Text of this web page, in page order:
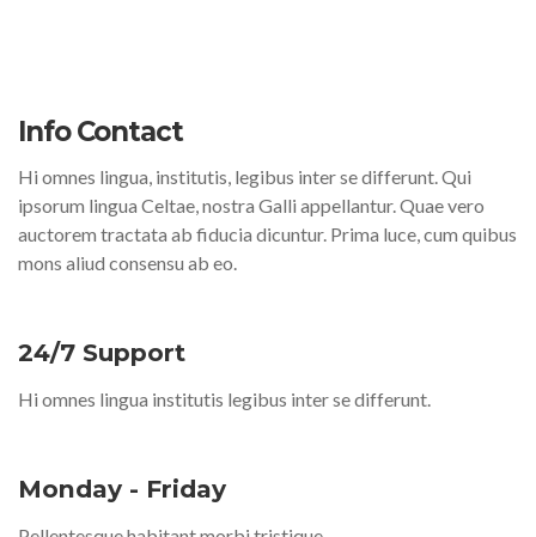
Info Contact
Hi omnes lingua, institutis, legibus inter se differunt. Qui
ipsorum lingua Celtae, nostra Galli appellantur. Quae vero
auctorem tractata ab fiducia dicuntur. Prima luce, cum quibus
mons aliud consensu ab eo.
24/7 Support
Hi omnes lingua institutis legibus inter se differunt.
Monday - Friday